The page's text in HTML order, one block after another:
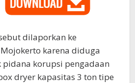
dilaporkan ke
karena diduga
korupsi pengadaan
dryer kapasitas 3 ton tipe